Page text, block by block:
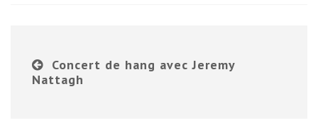
Concert de hang avec Jeremy
Nattagh